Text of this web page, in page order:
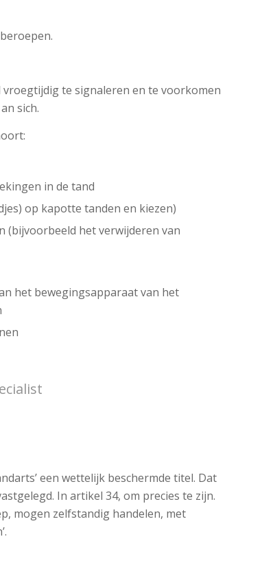
te signaleren en te voorkomen
sich.
in de tand
op kapotte tanden en kiezen)
(bijvoorbeeld het verwijderen van
het bewegingsapparaat van het
een wettelijk beschermde titel. Dat
In artikel 34, om precies te zijn.
mogen zelfstandig handelen, met